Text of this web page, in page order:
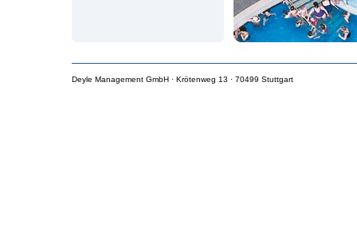
Langjährige
Ganzheitlicher
Enge
Beratung und
Deyle Management GmbH · Krötenweg 13 · 70499 Stuttgart